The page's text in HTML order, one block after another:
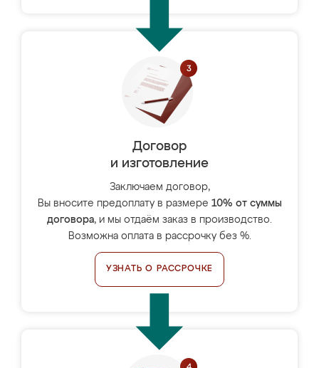
Договор
и изготовление
Заключаем договор,
Вы вносите предоплату в размере 10% от суммы
договора, и мы отдаём заказ в производство.
Возможна оплата в рассрочку без %.
УЗНАТЬ О РАССРОЧКЕ